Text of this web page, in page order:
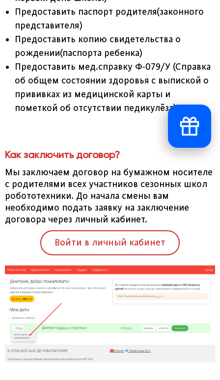
Предоставить паспорт родителя(законного
представителя)
Предоставить копию свидетельства о
рождении(паспорта ребенка)
Предоставить мед.справку Ф-079/У (Справка
об общем состоянии здоровья с выпиской о
прививках из медицинской карты и
пометкой об отсутствии педикулёза)
Как заключить договор?
Мы заключаем договор на бумажном носителе
с родителями всех участников сезонных школ
робототехники. До начала смены вам
необходимо подать заявку на заключение
договора через личный кабинет.
Войти в личный кабинет